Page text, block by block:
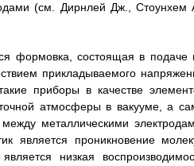
(см. Дирнлей Дж., Стоунхем
формовка, состоящая в подаче
прикладываемого
приборы в качестве
атмосферы в вакууме, а
металлическими
является проникновение
низкая